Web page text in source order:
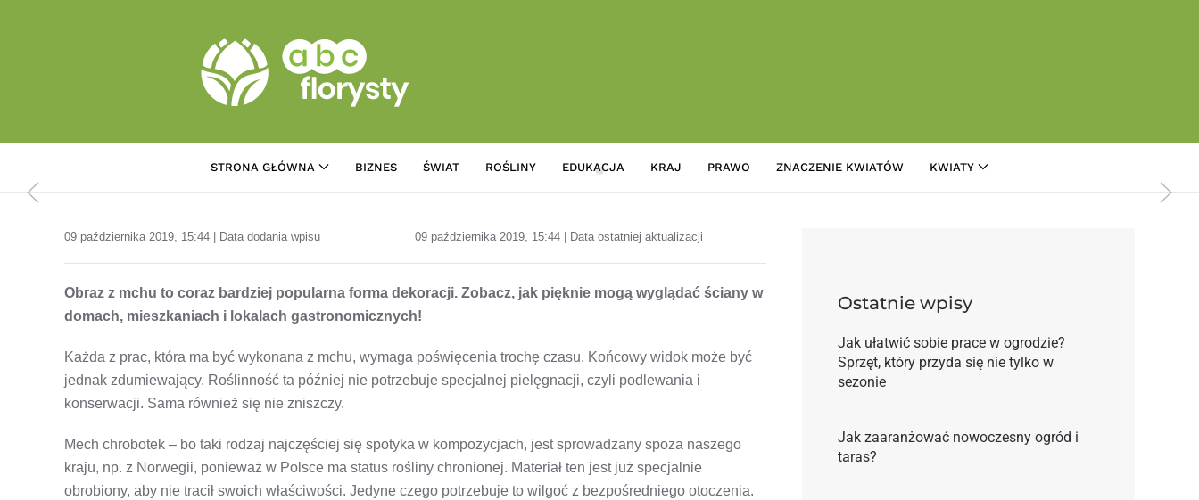
STRONA GŁÓWNA BIZNES ŚWIAT ROŚLINY EDUKACJA KRAJ PRAWO ZNACZENIE KWIATÓW KWIATY
09 października 2019, 15:44 | Data dodania wpisu 09 października 2019, 15:44 | Data ostatniej aktualizacji
Obraz z mchu to coraz bardziej popularna forma dekoracji. Zobacz, jak pięknie mogą wyglądać ściany w
domach, mieszkaniach i lokalach gastronomicznych!
Każda z prac, która ma być wykonana z mchu, wymaga poświęcenia trochę czasu. Końcowy widok może być
jednak zdumiewający. Roślinność ta później nie potrzebuje specjalnej pielęgnacji, czyli podlewania i
konserwacji. Sama również się nie zniszczy.
Mech chrobotek – bo taki rodzaj najczęściej się spotyka w kompozycjach, jest sprowadzany spoza naszego
kraju, np. z Norwegii, ponieważ w Polsce ma status rośliny chronionej. Materiał ten jest już specjalnie
obrobiony, aby nie tracił swoich właściwości. Jedyne czego potrzebuje to wilgoć z bezpośredniego otoczenia.
Ostatnie wpisy
Jak ułatwić sobie prace w ogrodzie?
Sprzęt, który przyda się nie tylko w
sezonie
Jak zaaranżować nowoczesny ogród i
taras?